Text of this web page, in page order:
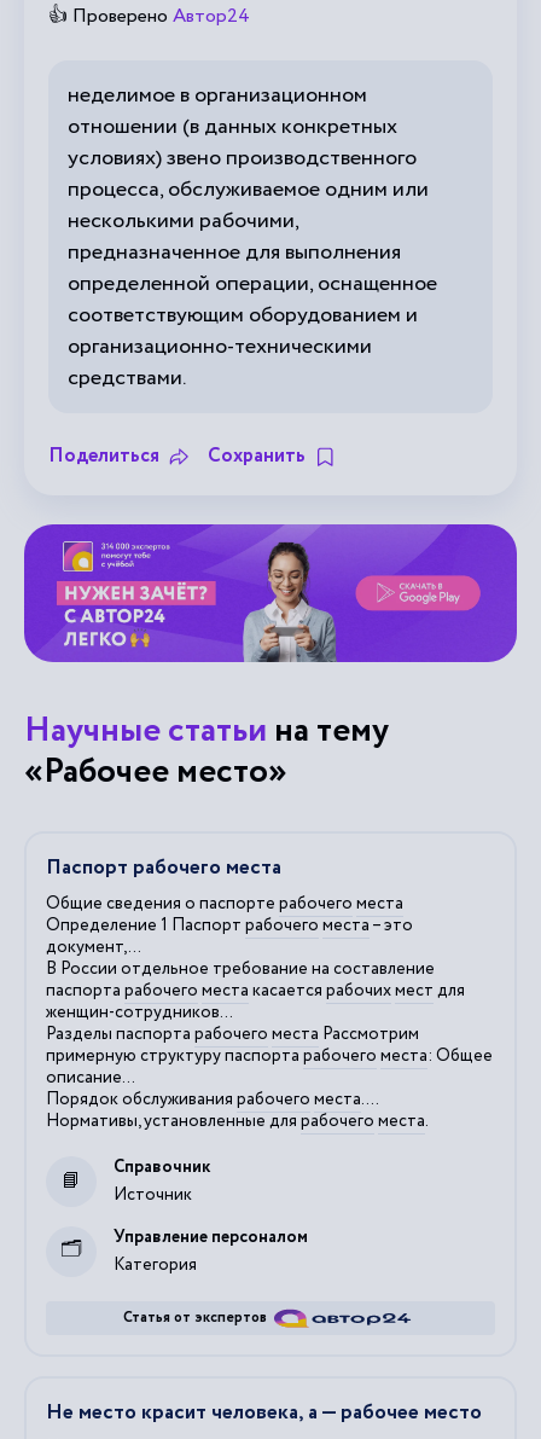
👍 Проверено Автор24
неделимое в организационном
отношении (в данных конкретных
условиях) звено производственного
процесса, обслуживаемое одним или
несколькими рабочими,
предназначенное для выполнения
определенной операции, оснащенное
соответствующим оборудованием и
организационно-техническими
средствами.
Поделиться Сохранить
Научные статьи на тему
«Рабочее место»
Паспорт рабочего места
Общие сведения о паспорте рабочего места
Определение 1 Паспорт рабочегоместа– это
документ,...
В России отдельное требование на составление
паспорта рабочего места касается рабочихмест для
женщин-сотрудников...
Разделы паспорта рабочего места Рассмотрим
примерную структуру паспортарабочего места: Общее
описание...
Порядок обслуживания рабочего места....
Нормативы, установленные длярабочего места.
Источник
Справочник
Категория
Управление персоналом
Статья от экспертов
Не место красит человека, а — рабочее место